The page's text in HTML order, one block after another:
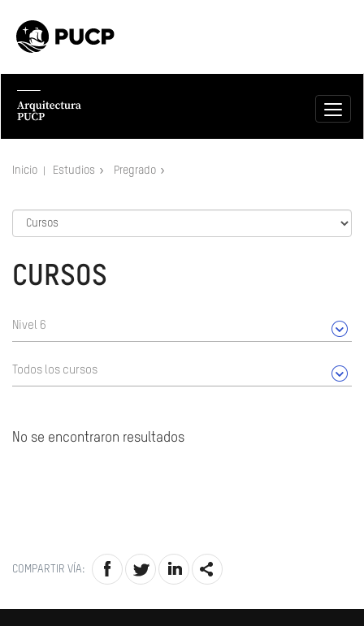
Inicio Estudios Pregrado
CURSOS
Nivel 6
Todos los cursos
No se encontraron resultados
COMPARTIR VÍA: